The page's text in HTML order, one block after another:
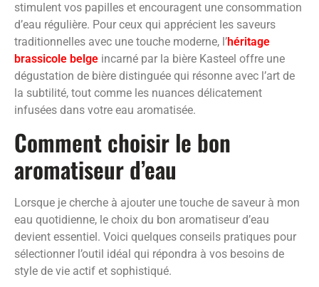
stimulent vos papilles et encouragent une consommation
d’eau régulière. Pour ceux qui apprécient les saveurs
traditionnelles avec une touche moderne, l’héritage
brassicole belge incarné par la bière Kasteel offre une
dégustation de bière distinguée qui résonne avec l’art de
la subtilité, tout comme les nuances délicatement
infusées dans votre eau aromatisée.
Comment choisir le bon
aromatiseur d’eau
Lorsque je cherche à ajouter une touche de saveur à mon
eau quotidienne, le choix du bon aromatiseur d’eau
devient essentiel. Voici quelques conseils pratiques pour
sélectionner l’outil idéal qui répondra à vos besoins de
style de vie actif et sophistiqué.